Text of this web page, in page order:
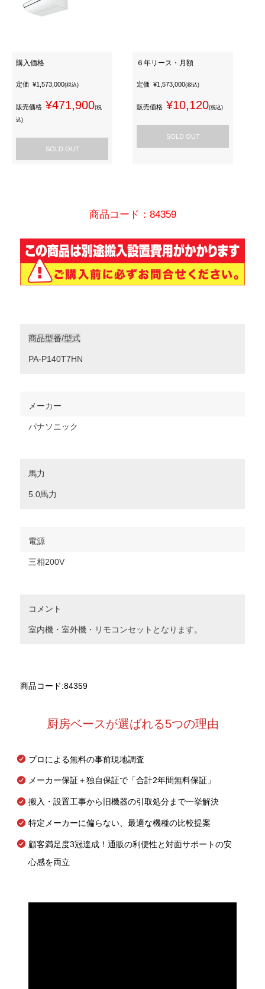
購入価格
定価 ¥1,573,000(税込)
販売価格 ¥471,900(税
込)
SOLD OUT
６年リース・月額
定価 ¥1,573,000(税込)
販売価格 ¥10,120(税込)
SOLD OUT
商品コード：84359
商品型番/型式
PA-P140T7HN
メーカー
パナソニック
馬力
5.0馬力
電源
三相200V
コメント
室内機・室外機・リモコンセットとなります。
商品コード:84359
厨房ベースが選ばれる5つの理由
プロによる無料の事前現地調査
メーカー保証＋独自保証で「合計2年間無料保証」
搬入・設置工事から旧機器の引取処分まで一挙解決
特定メーカーに偏らない、最適な機種の比較提案
顧客満足度3冠達成！通販の利便性と対面サポートの安
心感を両立